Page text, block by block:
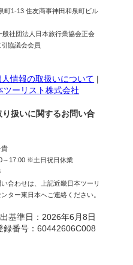
町1-13 住友商事神田和泉町ビル
社団法人日本旅行業協会正会
協議会会員
人情報の取扱いについて |
ツーリスト株式会社
扱いに関するお問い合
貴
17:00 ※土日祝日休業
合わせは、上記近畿日本ツーリ
ター東日本へご連絡ください。
基準日：2026年6月8日
録番号：60442606C008